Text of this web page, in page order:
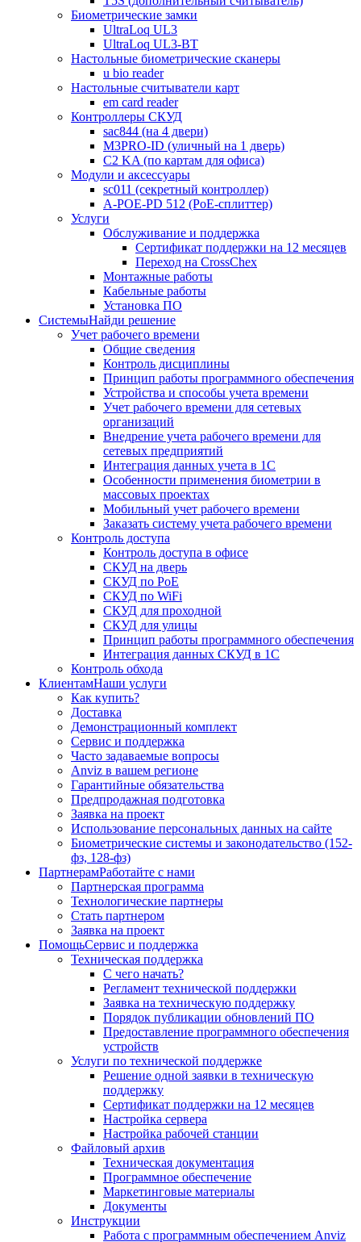
Биометрические замки
UltraLoq UL3
UltraLoq UL3-BT
Настольные биометрические сканеры
u bio reader
Настольные считыватели карт
em card reader
Контроллеры СКУД
sac844 (на 4 двери)
M3PRO-ID (уличный на 1 дверь)
C2 KA (по картам для офиса)
Модули и аксессуары
sc011 (секретный контроллер)
A-POE-PD 512 (PoE-сплиттер)
Услуги
Обслуживание и поддержка
Сертификат поддержки на 12 месяцев
Переход на CrossChex
Монтажные работы
Кабельные работы
Установка ПО
СистемыНайди решение
Учет рабочего времени
Общие сведения
Контроль дисциплины
Принцип работы программного обеспечения
Устройства и способы учета времени
Учет рабочего времени для сетевых
организаций
Внедрение учета рабочего времени для
сетевых предприятий
Интеграция данных учета в 1С
Особенности применения биометрии в
массовых проектах
Мобильный учет рабочего времени
Заказать систему учета рабочего времени
Контроль доступа
Контроль доступа в офисе
СКУД на дверь
СКУД по PoE
СКУД по WiFi
СКУД для проходной
СКУД для улицы
Принцип работы программного обеспечения
Интеграция данных СКУД в 1С
Контроль обхода
КлиентамНаши услуги
Как купить?
Доставка
Демонстрационный комплект
Сервис и поддержка
Часто задаваемые вопросы
Anviz в вашем регионе
Гарантийные обязательства
Предпродажная подготовка
Заявка на проект
Использование персональных данных на сайте
Биометрические системы и законодательство (152-
фз, 128-фз)
ПартнерамРаботайте с нами
Партнерская программа
Технологические партнеры
Стать партнером
Заявка на проект
ПомощьСервис и поддержка
Техническая поддержка
С чего начать?
Регламент технической поддержки
Заявка на техническую поддержку
Порядок публикации обновлений ПО
Предоставление программного обеспечения
устройств
Услуги по технической поддержке
Решение одной заявки в техническую
поддержку
Сертификат поддержки на 12 месяцев
Настройка сервера
Настройка рабочей станции
Файловый архив
Техническая документация
Программное обеспечение
Маркетинговые материалы
Документы
Инструкции
Работа с программным обеспечением Anviz